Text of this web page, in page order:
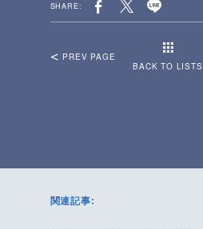
SHARE:
BACK TO LISTS
PREV PAGE
関連記事: